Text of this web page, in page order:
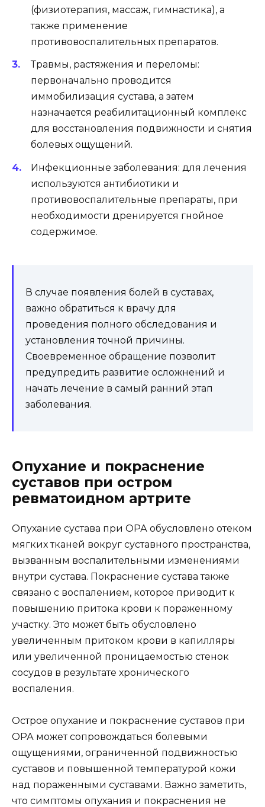
(физиотерапия, массаж, гимнастика), а
также применение
противовоспалительных препаратов.
Травмы, растяжения и переломы:
первоначально проводится
иммобилизация сустава, а затем
назначается реабилитационный комплекс
для восстановления подвижности и снятия
болевых ощущений.
Инфекционные заболевания: для лечения
используются антибиотики и
противовоспалительные препараты, при
необходимости дренируется гнойное
содержимое.
В случае появления болей в суставах,
важно обратиться к врачу для
проведения полного обследования и
установления точной причины.
Своевременное обращение позволит
предупредить развитие осложнений и
начать лечение в самый ранний этап
заболевания.
Опухание и покраснение
суставов при остром
ревматоидном артрите
Опухание сустава при ОРА обусловлено отеком
мягких тканей вокруг суставного пространства,
вызванным воспалительными изменениями
внутри сустава. Покраснение сустава также
связано с воспалением, которое приводит к
повышению притока крови к пораженному
участку. Это может быть обусловлено
увеличенным притоком крови в капилляры
или увеличенной проницаемостью стенок
сосудов в результате хронического
воспаления.
Острое опухание и покраснение суставов при
ОРА может сопровождаться болевыми
ощущениями, ограниченной подвижностью
суставов и повышенной температурой кожи
над пораженными суставами. Важно заметить,
что симптомы опухания и покраснения не